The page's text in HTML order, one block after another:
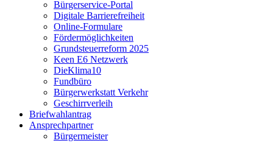
Bürgerservice-Portal
Digitale Barrierefreiheit
Online-Formulare
Fördermöglichkeiten
Grundsteuerreform 2025
Keen E6 Netzwerk
DieKlima10
Fundbüro
Bürgerwerkstatt Verkehr
Geschirrverleih
Briefwahlantrag
Ansprechpartner
Bürgermeister